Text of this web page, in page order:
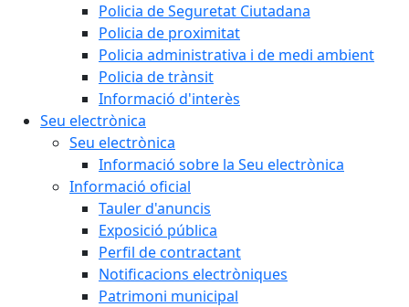
Policia de Seguretat Ciutadana
Policia de proximitat
Policia administrativa i de medi ambient
Policia de trànsit
Informació d'interès
Seu electrònica
Seu electrònica
Informació sobre la Seu electrònica
Informació oficial
Tauler d'anuncis
Exposició pública
Perfil de contractant
Notificacions electròniques
Patrimoni municipal